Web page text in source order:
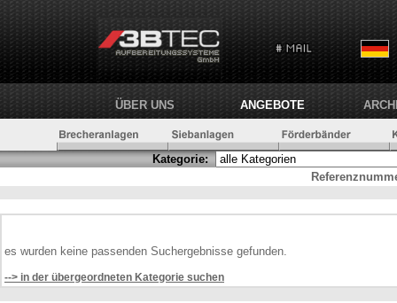
ÜBER UNS ANGEBOTE
Kategorie:
es wurden keine passenden Suchergebnisse gefunden.
--> in der übergeordneten Kategorie suchen